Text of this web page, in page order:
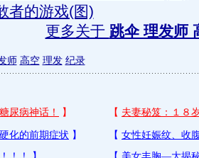
者的游戏(图)
更多关于 跳伞 理发师
师 高空 理发 纪录